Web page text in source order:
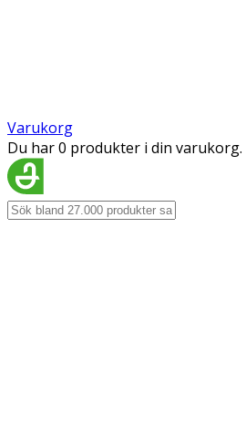
Varukorg
Du har 0 produkter i din varukorg.